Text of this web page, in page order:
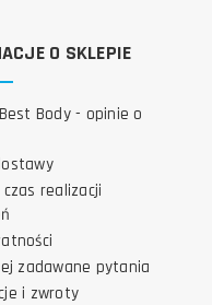
O SKLEPIE
Body - opinie o
realizacji
zadawane pytania
i zwroty